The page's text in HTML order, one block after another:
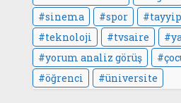
sinema
spor
teknoloji
tvsaire
yorum analiz görüş
öğrenci
üniversite